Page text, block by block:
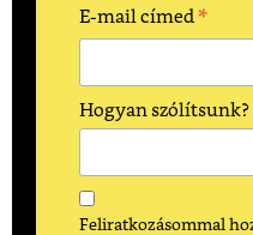
E-mail címed *
Hogyan szólítsunk?
Feliratkozásommal